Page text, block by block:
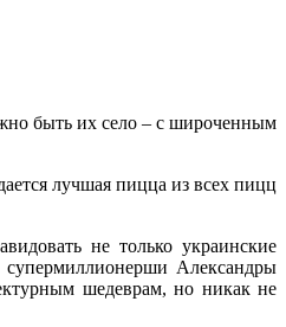
быть их село – с широченным
лучшая пицца из всех пицц
не только украинские
супермиллионерши Александры
шедеврам, но никак не